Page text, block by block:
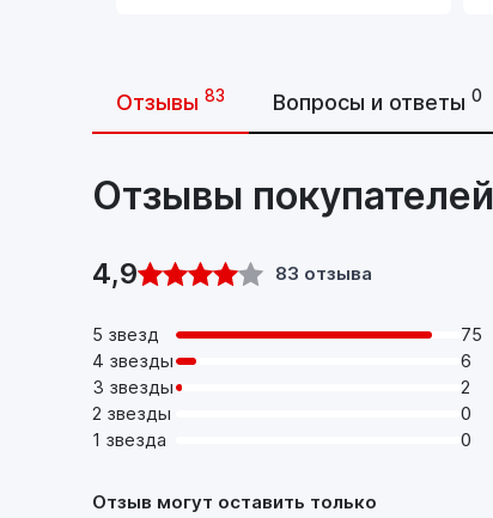
Отзывы 83 Вопросы и ответы 0
Отзывы покупателей
4,9 83 отзыва
5 звезд
75
4 звезды
6
3 звезды
2
2 звезды
0
1 звезда
0
Отзыв могут оставить только